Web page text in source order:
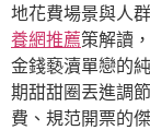
地花費場景與人
養網推薦策解讀
金錢褻瀆單戀的
期甜甜圈丟進調
費、規范開票的